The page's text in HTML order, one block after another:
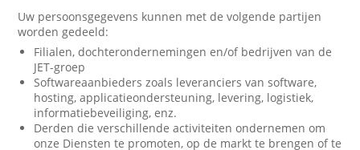
Uw persoonsgegevens kunnen met de volgende partijen
worden gedeeld:
Filialen, dochterondernemingen en/of bedrijven van de
JET-groep
Softwareaanbieders zoals leveranciers van software,
hosting, applicatieondersteuning, levering, logistiek,
informatiebeveiliging, enz.
Derden die verschillende activiteiten ondernemen om
onze Diensten te promoten, op de markt te brengen of te